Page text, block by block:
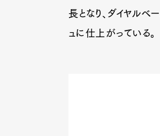
長となり、ダイヤルベ
ュに仕上がっている。